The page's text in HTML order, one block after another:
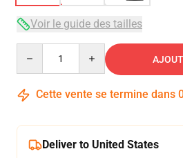
Voir le guide des tailles
Cette vente se termine dans
Deliver to United States